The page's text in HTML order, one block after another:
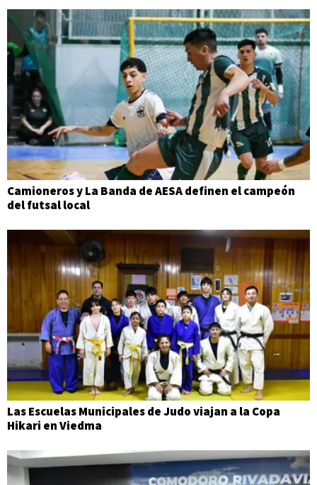
Camioneros y La Banda de AESA definen el campeón
del futsal local
Las Escuelas Municipales de Judo viajan a la Copa
Hikari en Viedma